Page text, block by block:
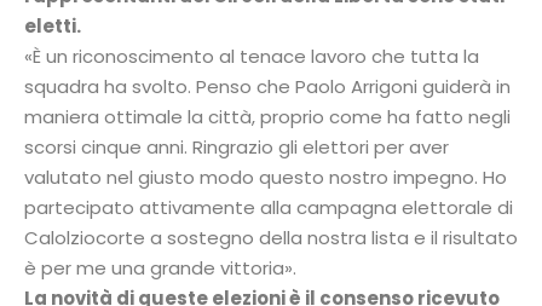
eletti.
«È un riconoscimento al tenace lavoro che tutta la
squadra ha svolto. Penso che Paolo Arrigoni guiderà in
maniera ottimale la città, proprio come ha fatto negli
scorsi cinque anni. Ringrazio gli elettori per aver
valutato nel giusto modo questo nostro impegno. Ho
partecipato attivamente alla campagna elettorale di
Calolziocorte a sostegno della nostra lista e il risultato
è per me una grande vittoria».
La novità di queste elezioni è il consenso ricevuto